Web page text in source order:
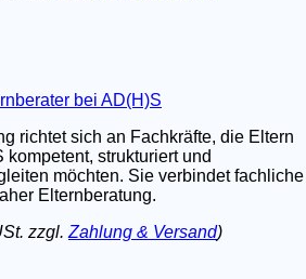
bei AD(H)S
richtet sich an Fachkräfte, die Eltern
strukturiert und
möchten. Sie verbindet fachliche
Elternberatung.
zzgl. Zahlung & Versand)